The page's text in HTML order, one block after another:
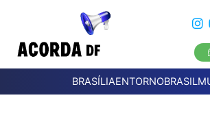
BRASÍLIAENTORNOBRASIL